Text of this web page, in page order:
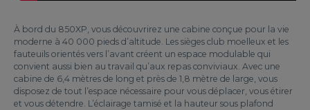
À bord du 850XP, vous découvrirez une cabine conçue pour la vie
moderne à 40 000 pieds d’altitude. Les sièges club moelleux et les
fauteuils orientés vers l’avant créent un espace modulable qui
convient aussi bien au travail qu’aux repas conviviaux. Avec une
cabine de 6,4 mètres de long et près de 1,8 mètre de large, vous
disposez de tout l’espace nécessaire pour vous déplacer, vous étirer
et vous détendre. L’éclairage tamisé et la hauteur sous plafond